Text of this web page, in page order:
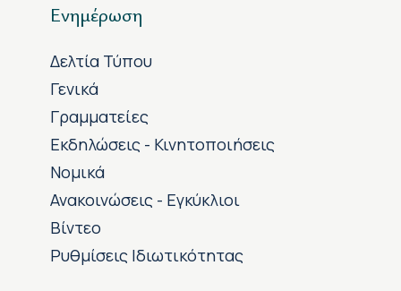
Ενημέρωση
Δελτία Τύπου
Γενικά
Γραμματείες
Εκδηλώσεις - Κινητοποιήσεις
Νομικά
Ανακοινώσεις - Εγκύκλιοι
Βίντεο
Ρυθμίσεις Ιδιωτικότητας